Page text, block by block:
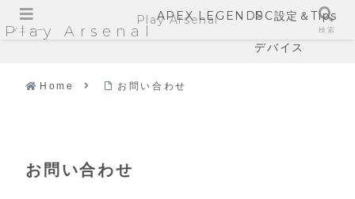
Play Arsenal
APEX LEGENDSPC設定＆Tips
デバイス
Home お問い合わせ
お問い合わせ
メニュー
Play Arsenal
検索